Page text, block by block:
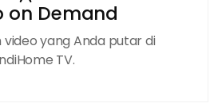
on Demand
yang Anda putar di
TV.